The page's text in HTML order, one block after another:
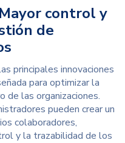
control y
de
principales innovaciones
para optimizar la
de las organizaciones.
pueden crear un
colaboradores,
y la trazabilidad de los